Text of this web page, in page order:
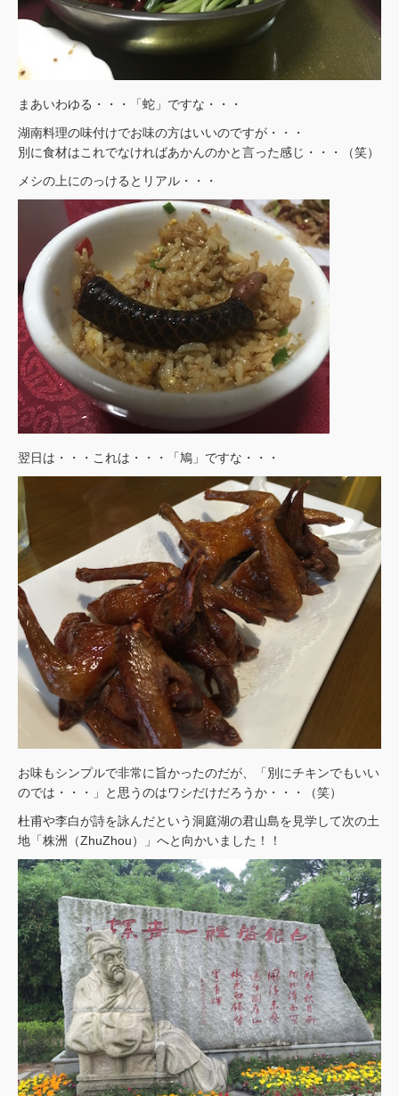
まあいわゆる・・・「蛇」ですな・・・
湖南料理の味付けでお味の方はいいのですが・・・
別に食材はこれでなければあかんのかと言った感じ・・・（笑）
メシの上にのっけるとリアル・・・
翌日は・・・これは・・・「鳩」ですな・・・
お味もシンプルで非常に旨かったのだが、「別にチキンでもいい
のでは・・・」と思うのはワシだけだろうか・・・（笑）
杜甫や李白が詩を詠んだという洞庭湖の君山島を見学して次の土
地「株洲（ZhuZhou）」へと向かいました！！